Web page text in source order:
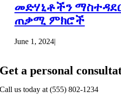
መድሃኒቶችን
ጠቃሚ ምክሮች
June 1, 2024|
Get a personal
Call us today at(555) 802-1234